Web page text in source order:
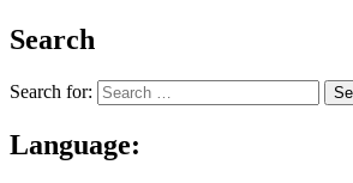
Search
Search for:
Language: